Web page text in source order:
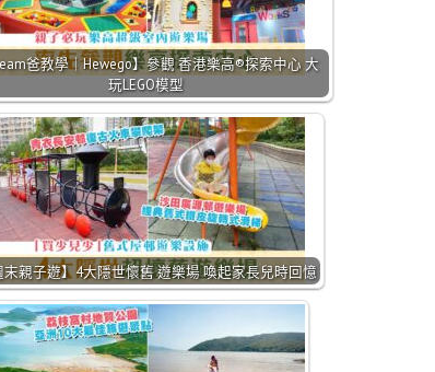
爸教學｜Hewego】參觀 香港樂高®探索中心 大
玩LEGO模型
末親子遊】4大隱世懷舊 遊樂場 喚起家長兒時回憶